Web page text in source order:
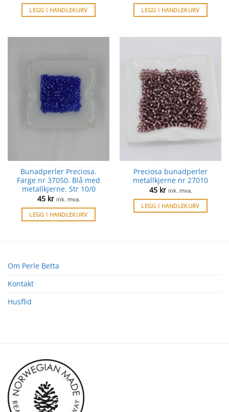
LEGG I HANDLEKURV
LEGG I HANDLEKURV
Bunadperler Preciosa.
Farge nr 37050. Blå med
metallkjerne. Str 10/0
45 kr ink. mva.
LEGG I HANDLEKURV
Preciosa bunadperler
metallkjerne nr 27010
45 kr ink. mva.
LEGG I HANDLEKURV
Om Perle Betta
Kontakt
Husflid